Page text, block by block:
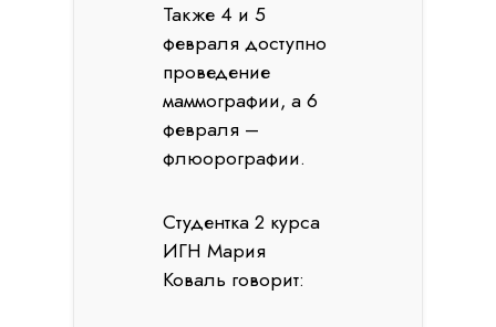
Также 4 и 5
февраля доступно
проведение
маммографии, а 6
февраля –
флюорографии.
Студентка 2 курса
ИГН Мария
Коваль говорит: